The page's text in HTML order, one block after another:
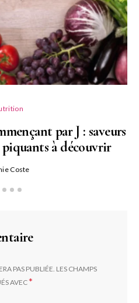
par J : saveurs
piquants à découvrir
Coste
PAS PUBLIÉE. LES CHAMPS
AVEC*